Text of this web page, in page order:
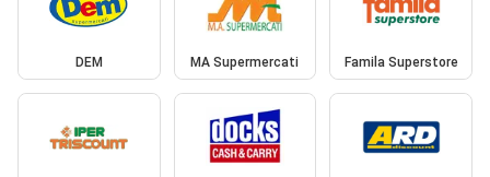
DEM MA Supermercati Famila Superstore